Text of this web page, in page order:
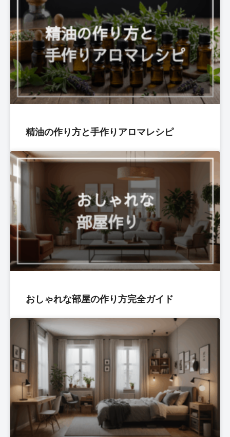
精油の作り方と手作りアロマレシピ
おしゃれな部屋の作り方完全ガイド